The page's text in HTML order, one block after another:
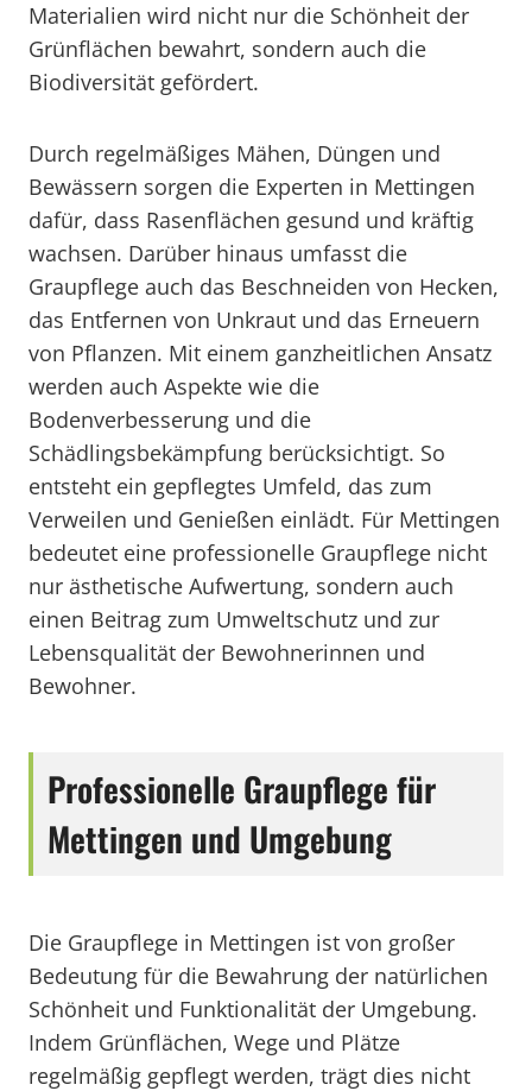
Materialien wird nicht nur die Schönheit der
Grünflächen bewahrt, sondern auch die
Biodiversität gefördert.
Durch regelmäßiges Mähen, Düngen und
Bewässern sorgen die Experten in Mettingen
dafür, dass Rasenflächen gesund und kräftig
wachsen. Darüber hinaus umfasst die
Graupflege auch das Beschneiden von Hecken,
das Entfernen von Unkraut und das Erneuern
von Pflanzen. Mit einem ganzheitlichen Ansatz
werden auch Aspekte wie die
Bodenverbesserung und die
Schädlingsbekämpfung berücksichtigt. So
entsteht ein gepflegtes Umfeld, das zum
Verweilen und Genießen einlädt. Für Mettingen
bedeutet eine professionelle Graupflege nicht
nur ästhetische Aufwertung, sondern auch
einen Beitrag zum Umweltschutz und zur
Lebensqualität der Bewohnerinnen und
Bewohner.
Professionelle Graupflege für
Mettingen und Umgebung
Die Graupflege in Mettingen ist von großer
Bedeutung für die Bewahrung der natürlichen
Schönheit und Funktionalität der Umgebung.
Indem Grünflächen, Wege und Plätze
regelmäßig gepflegt werden, trägt dies nicht